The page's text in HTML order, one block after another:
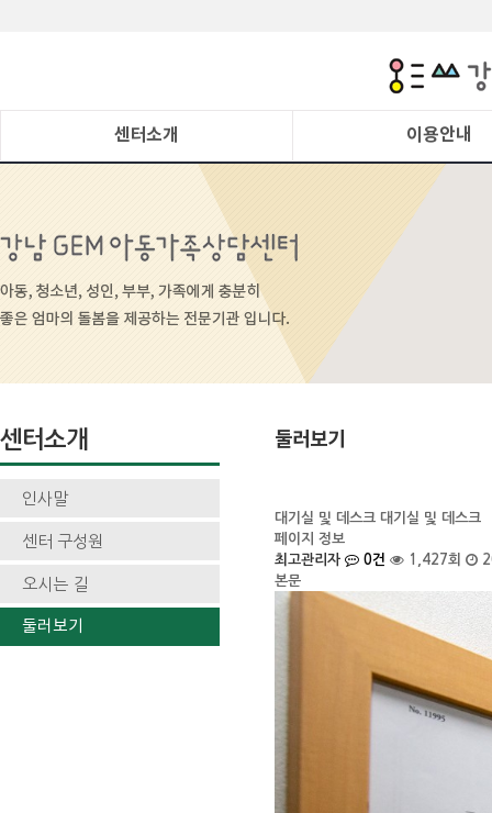
센터소개 이용안내
센터소개
인사말
센터 구성원
오시는 길
둘러보기
둘러보기
대기실 및 데스크 대기실 및 데스크
페이지 정보
최고관리자
0건 1,427회
본문